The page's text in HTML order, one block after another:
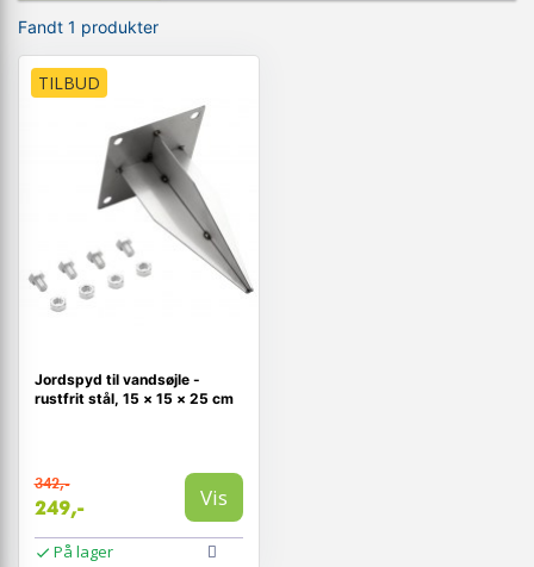
Fandt 1 produkter
TILBUD
Jordspyd til vandsøjle -
rustfrit stål, 15 × 15 × 25 cm
342,-
249,- Vis
På lager